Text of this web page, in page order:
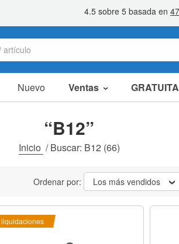
Nuevo Ventas GRATUITA
Artículos en oferta
Liquidaciones
“B12”
Inicio /Buscar: B12 (66)
Ordenar por: Los más vendidos
liquidaciones